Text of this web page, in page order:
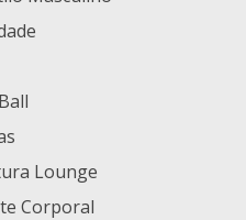
Lounge
Corporal